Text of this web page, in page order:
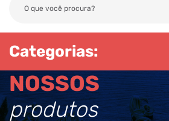
Categorias:
NOSSOS
produtos